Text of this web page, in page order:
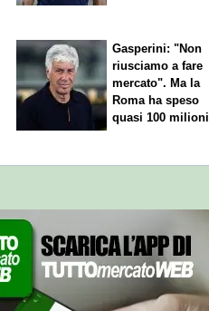
Gasperini: "Non
riusciamo a fare
mercato". Ma la
Roma ha speso
quasi 100 milioni